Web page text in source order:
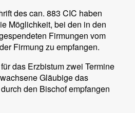
des can. 883 CIC haben
Möglichkeit, bei den in den
Firmungen vom
Firmung zu empfangen.
das Erzbistum zwei Termine
Gläubige das
den Bischof empfangen